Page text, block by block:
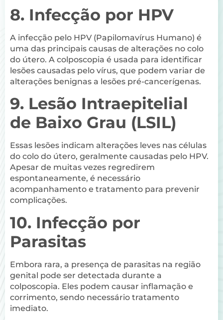
8. Infecção por HPV
A infecção pelo HPV (Papilomavírus Humano) é
uma das principais causas de alterações no colo
do útero. A colposcopia é usada para identificar
lesões causadas pelo vírus, que podem variar de
alterações benignas a lesões pré-cancerígenas.
9. Lesão Intraepitelial
de Baixo Grau (LSIL)
Essas lesões indicam alterações leves nas células
do colo do útero, geralmente causadas pelo HPV.
Apesar de muitas vezes regredirem
espontaneamente, é necessário
acompanhamento e tratamento para prevenir
complicações.
10. Infecção por
Parasitas
Embora rara, a presença de parasitas na região
genital pode ser detectada durante a
colposcopia. Eles podem causar inflamação e
corrimento, sendo necessário tratamento
imediato.